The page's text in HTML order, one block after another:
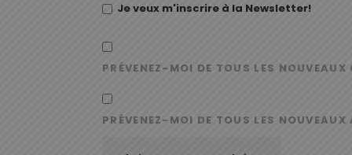
Je veux m'inscrire à la Newsletter!
PRÉVENEZ-MOI DE TOUS LES
PRÉVENEZ-MOI DE TOUS LES